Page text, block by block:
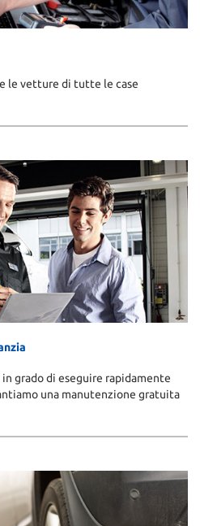
le vetture di tutte le case
in grado di eseguire rapidamente
una manutenzione gratuita